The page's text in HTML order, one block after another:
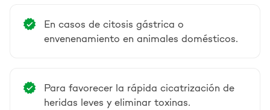
En casos de citosis gástrica o
envenenamiento en animales domésticos.
Para favorecer la rápida cicatrización de
heridas leves y eliminar toxinas.